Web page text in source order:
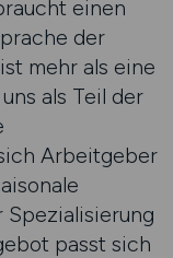
einen
der
mehr als eine
als Teil der
Arbeitgeber
Spezialisierung
passt sich